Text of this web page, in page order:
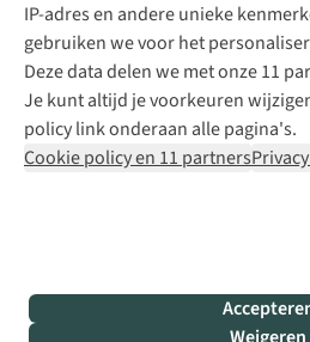
IP-adres en andere unieke
gebruiken we voor het
Deze data delen we met onze 11
Je kunt altijd je voorkeuren
policy link onderaan alle pagina's.
Cookie policy en 11 partners